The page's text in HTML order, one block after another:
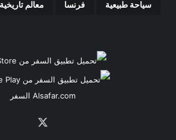
سياحة طبيعية فرنسا معالم تاريخية
Alsafar.com السفر